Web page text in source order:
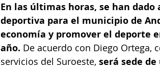
En las últimas horas, se han
deportiva para el municipio de
economía y promover el deporte
año. De acuerdo con Diego Ortega,
servicios del Suroeste, será sede